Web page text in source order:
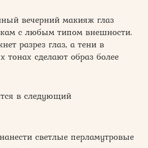
вечерний макияж глаз
с любым типом внешности.
разрез глаз, а тени в
тонах сделают образ более
в следующий
светлые перламутровые